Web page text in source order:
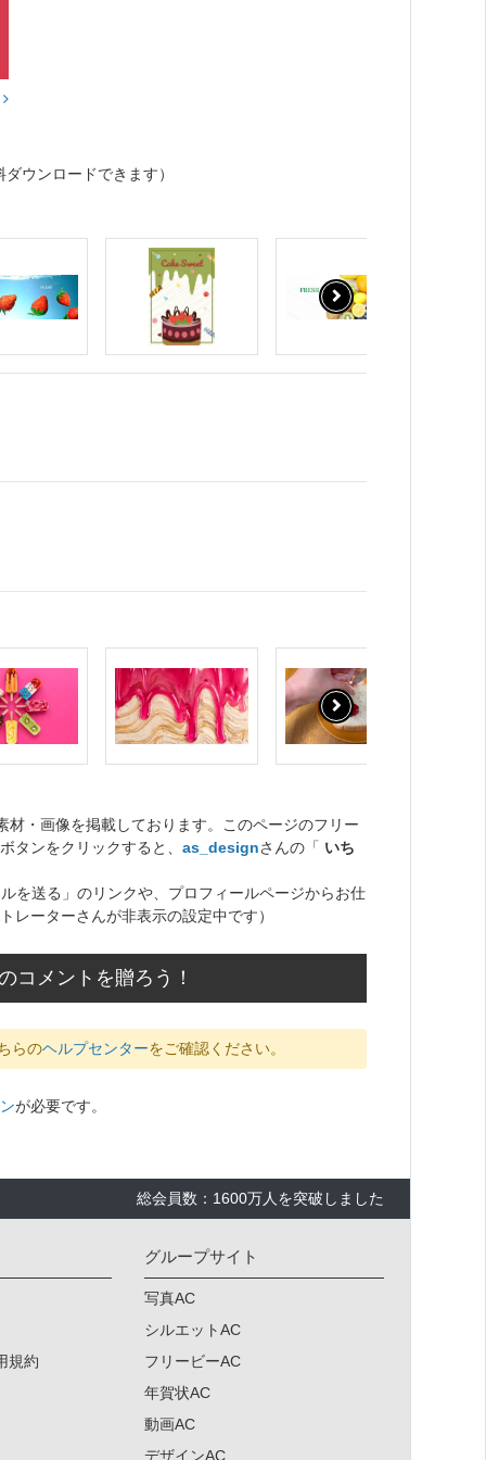
ウンロードできます）
・画像を掲載しております。このページのフリー
タンをクリックすると、 as_designさんの「 いち
を送る」のリンクや、プロフィールページからお仕
レーターさんが非表示の設定中です）
コメントを贈ろう！
らのヘルプセンターをご確認ください。
が必要です。
総会員数：1600万人を突破しました
規約
グループサイト
写真AC
シルエットAC
フリービーAC
年賀状AC
動画AC
デザインAC